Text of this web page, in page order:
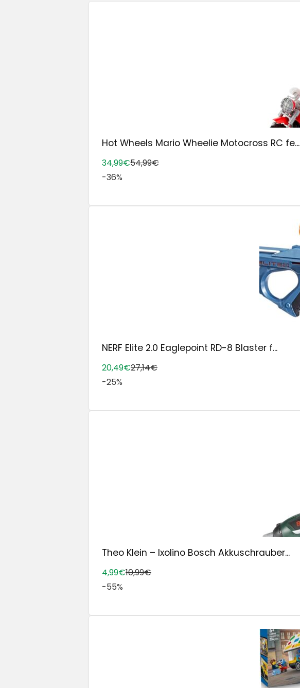
Hot Wheels Mario Wheelie Motocross RC fe...
34,99€54,99€
-36%
NERF Elite 2.0 Eaglepoint RD-8 Blaster f...
20,49€27,14€
-25%
Theo Klein – Ixolino Bosch Akkuschrauber...
4,99€10,99€
-55%